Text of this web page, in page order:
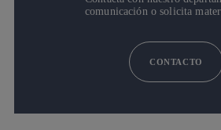
comunicación o solicita
CONTACTO